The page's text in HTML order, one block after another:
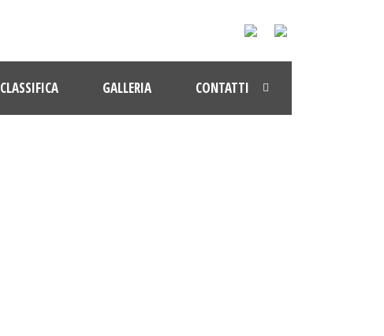
CLASSIFICA GALLERIA CONTATTI